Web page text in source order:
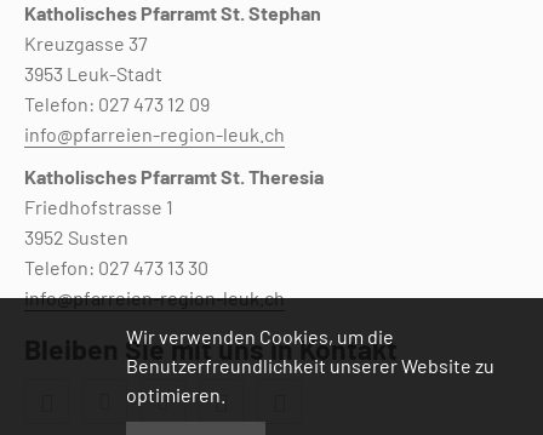
Katholisches Pfarramt St. Stephan
Kreuzgasse 37
3953 Leuk-Stadt
Telefon: 027 473 12 09
info@pfarreien-region-leuk.ch
Katholisches Pfarramt St. Theresia
Friedhofstrasse 1
3952 Susten
Telefon: 027 473 13 30
info@pfarreien-region-leuk.ch
Bleiben Sie mit uns in Kontakt
 
Wir verwenden Cookies, um die
Benutzerfreundlichkeit unserer Website zu
optimieren.